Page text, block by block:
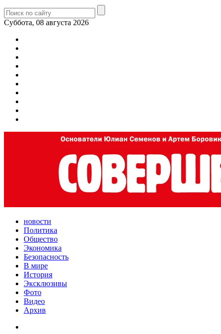
Суббота, 08 августа 2026
новости
Политика
Общество
Экономика
Безопасность
В мире
История
Эксклюзивы
Фото
Видео
Архив